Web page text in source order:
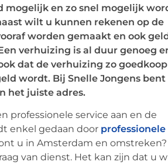
mogelijk en zo snel mogelijk
wilt u kunnen rekenen op de
worden gemaakt en ook
verhuizing is al duur genoeg
dat de verhuizing zo goedkoop
wordt. Bij Snelle Jongens bent
het juiste adres.
professionele service aan en de
enkel gedaan door professionele
u in Amsterdam en omstreken?
van dienst. Het kan zijn dat u